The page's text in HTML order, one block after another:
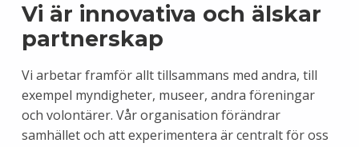
Vi är innovativa och älskar
partnerskap
Vi arbetar framför allt tillsammans med andra, till
exempel myndigheter, museer, andra föreningar
och volontärer. Vår organisation förändrar
samhället och att experimentera är centralt för oss